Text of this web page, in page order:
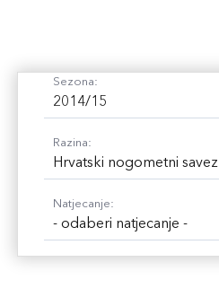
Sezona:
2014/15
Razina:
Hrvatski nogometni savez
Natjecanje:
- odaberi natjecanje -